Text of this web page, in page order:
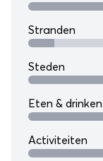
Stranden
Steden
Eten & drinken
Activiteiten